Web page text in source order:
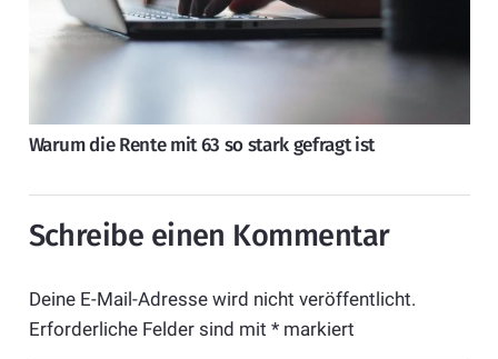
Warum die Rente mit 63 so stark gefragt ist
Schreibe einen Kommentar
Deine E-Mail-Adresse wird nicht veröffentlicht.
Erforderliche Felder sind mit *markiert